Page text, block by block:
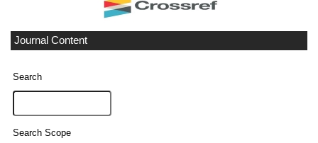
Journal Content
Search
Search Scope